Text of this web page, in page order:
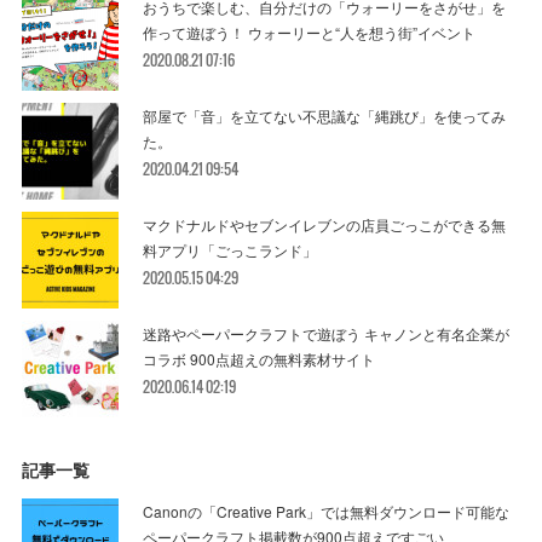
おうちで楽しむ、自分だけの「ウォーリーをさがせ」を
作って遊ぼう！ ウォーリーと“人を想う街”イベント
2020.08.21 07:16
部屋で「音」を立てない不思議な「縄跳び」を使ってみ
た。
2020.04.21 09:54
マクドナルドやセブンイレブンの店員ごっこができる無
料アプリ「ごっこランド」
2020.05.15 04:29
迷路やペーパークラフトで遊ぼう キャノンと有名企業が
コラボ 900点超えの無料素材サイト
2020.06.14 02:19
記事一覧
Canonの「Creative Park」では無料ダウンロード可能な
ペーパークラフト掲載数が900点超えですごい